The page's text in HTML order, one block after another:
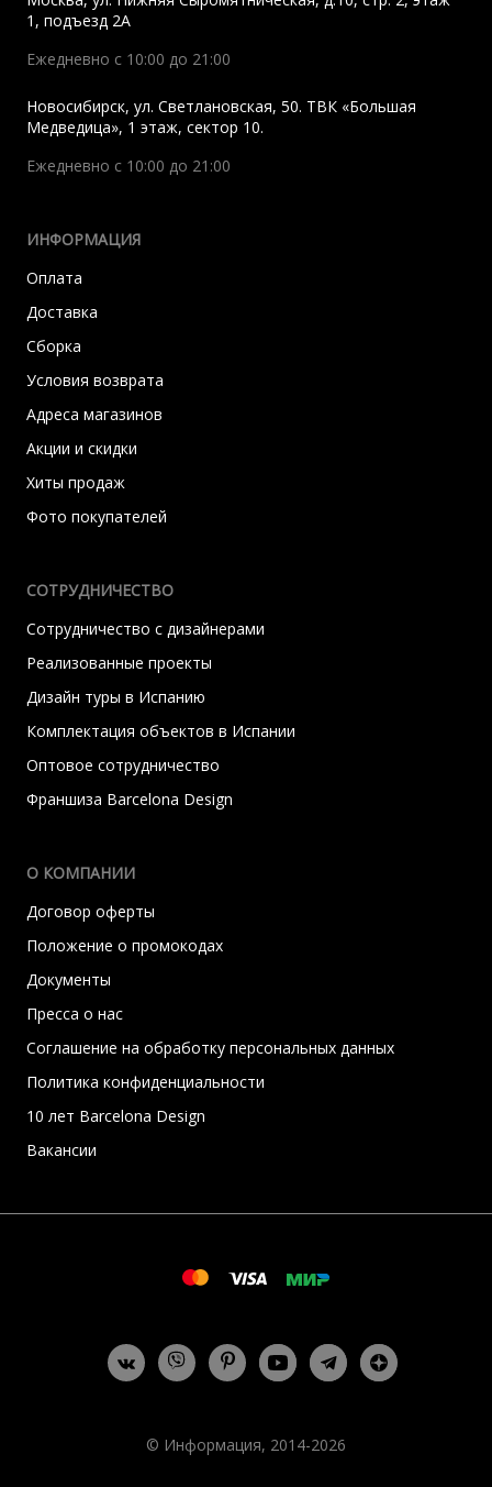
1, подъезд 2A
Ежедневно с 10:00 до 21:00
Новосибирск, ул. Светлановская, 50. ТВК «Большая
Медведица», 1 этаж, сектор 10.
Ежедневно с 10:00 до 21:00
ИНФОРМАЦИЯ
Оплата
Доставка
Сборка
Условия возврата
Адреса магазинов
Акции и скидки
Хиты продаж
Фото покупателей
СОТРУДНИЧЕСТВО
Сотрудничество с дизайнерами
Реализованные проекты
Дизайн туры в Испанию
Комплектация объектов в Испании
Оптовое сотрудничество
Франшиза Barcelona Design
О КОМПАНИИ
Договор оферты
Положение о промокодах
Документы
Пресса о нас
Соглашение на обработку персональных данных
Политика конфиденциальности
10 лет Barcelona Design
Вакансии
© Информация, 2014-2026